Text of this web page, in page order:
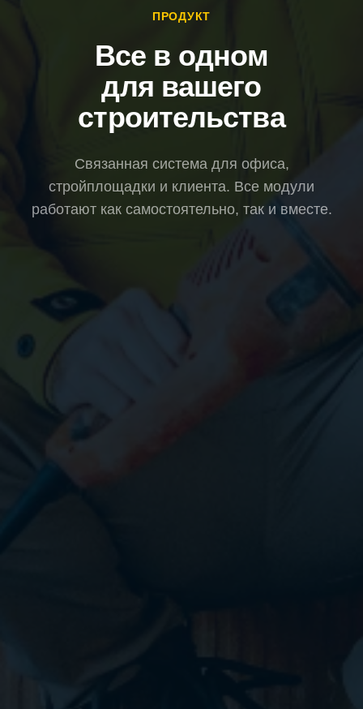
ПРОДУКТ
Все в одном
для вашего
строительства
Связанная система для офиса,
стройплощадки и клиента. Все модули
работают как самостоятельно, так и вместе.